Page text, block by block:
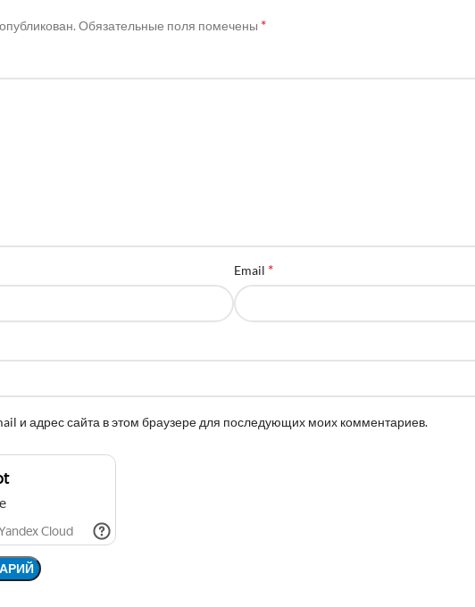
Обязательные поля помечены *
Email *
и адрес сайта в этом браузере для последующих моих комментариев.